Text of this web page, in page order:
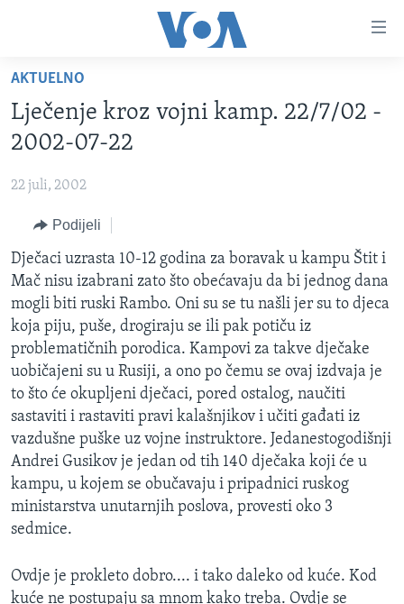
glavni
sadržaj
Pređi
na
glavnu
navigaciju
pretragu
TV PROGRAM
VIDEO
VIJESTI
SJEDINJENE AMERIČKE DRŽAVE
BOSNA I HERCEGOVINA
NAUKA I TEHNOLOGIJA
SPECIJALNI PROJEKTI
KORUPCIJA
SLOBODA MEDIJA
ŽENSKA STRANA
IZBJEGLIČKA STRANA
MAGAZIN
O GLASU AMERIKE
Learning English
AKTUELNO
Lječenje kroz vojni kamp. 22/7/02 -
2002-07-22
22 juli, 2002
Podijeli
Dječaci uzrasta 10-12 godina za boravak u kampu Štit i
Mač nisu izabrani zato što obećavaju da bi jednog dana
mogli biti ruski Rambo. Oni su se tu našli jer su to djeca
koja piju, puše, drogiraju se ili pak potiču iz
problematičnih porodica. Kampovi za takve dječake
uobičajeni su u Rusiji, a ono po čemu se ovaj izdvaja je
to što će okupljeni dječaci, pored ostalog, naučiti
sastaviti i rastaviti pravi kalašnjikov i učiti gađati iz
vazdušne puške uz vojne instruktore. Jedanestogodišnji
Andrei Gusikov je jedan od tih 140 dječaka koji će u
kampu, u kojem se obučavaju i pripadnici ruskog
ministarstva unutarnjih poslova, provesti oko 3
sedmice.
Ovdje je prokleto dobro.... i tako daleko od kuće. Kod
kuće ne postupaju sa mnom kako treba. Ovdje se